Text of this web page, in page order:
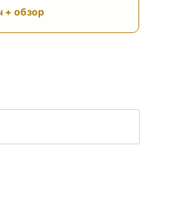
+ обзор